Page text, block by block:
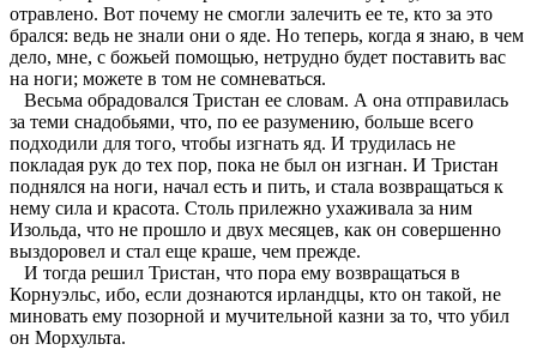
отравлено. Вот почему не смогли залечить ее те, кто за это
брался: ведь не знали они о яде. Но теперь, когда я знаю, в чем
дело, мне, с божьей помощью, нетрудно будет поставить вас
на ноги; можете в том не сомневаться.
Весьма обрадовался Тристан ее словам. А она отправилась
за теми снадобьями, что, по ее разумению, больше всего
подходили для того, чтобы изгнать яд. И трудилась не
покладая рук до тех пор, пока не был он изгнан. И Тристан
поднялся на ноги, начал есть и пить, и стала возвращаться к
нему сила и красота. Столь прилежно ухаживала за ним
Изольда, что не прошло и двух месяцев, как он совершенно
выздоровел и стал еще краше, чем прежде.
И тогда решил Тристан, что пора ему возвращаться в
Корнуэльс, ибо, если дознаются ирландцы, кто он такой, не
миновать ему позорной и мучительной казни за то, что убил
он Морхульта.